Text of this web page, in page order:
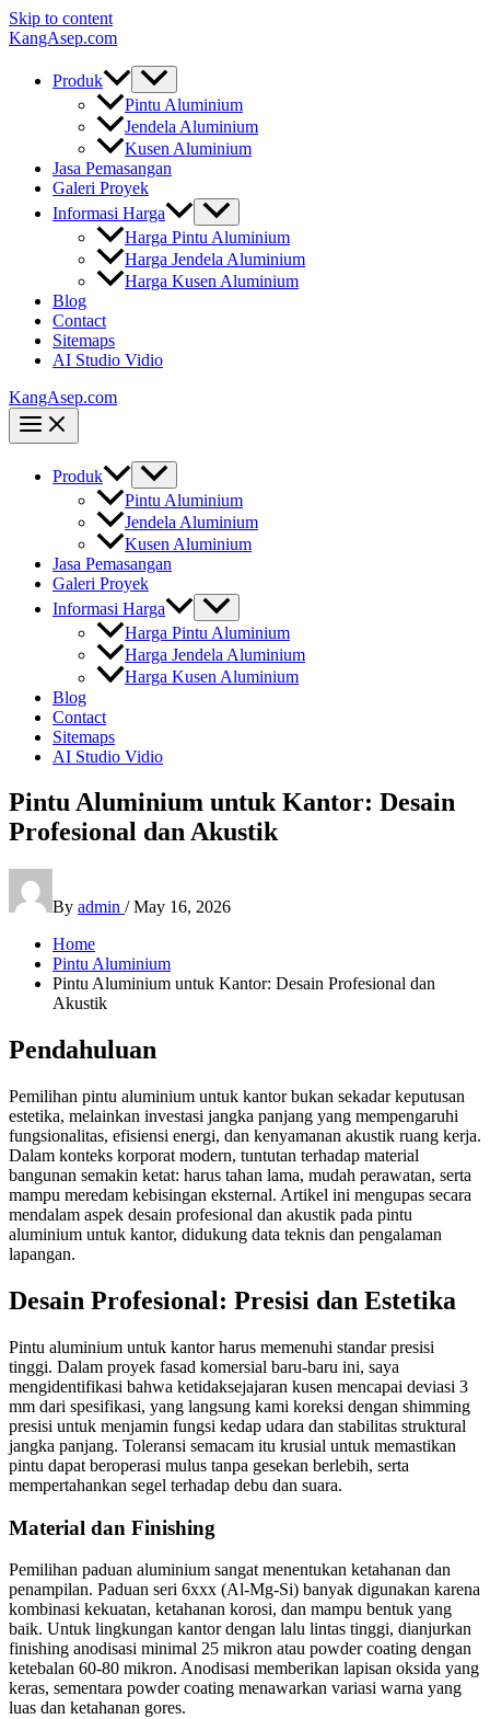
Skip to content
KangAsep.com
Produk
Pintu Aluminium
Jendela Aluminium
Kusen Aluminium
Jasa Pemasangan
Galeri Proyek
Informasi Harga
Harga Pintu Aluminium
Harga Jendela Aluminium
Harga Kusen Aluminium
Blog
Contact
Sitemaps
AI Studio Vidio
KangAsep.com
Produk
Pintu Aluminium
Jendela Aluminium
Kusen Aluminium
Jasa Pemasangan
Galeri Proyek
Informasi Harga
Harga Pintu Aluminium
Harga Jendela Aluminium
Harga Kusen Aluminium
Blog
Contact
Sitemaps
AI Studio Vidio
Pintu Aluminium untuk Kantor: Desain
Profesional dan Akustik
By admin /May 16, 2026
Home
Pintu Aluminium
Pintu Aluminium untuk Kantor: Desain Profesional dan
Akustik
Pendahuluan
Pemilihan pintu aluminium untuk kantor bukan sekadar keputusan
estetika, melainkan investasi jangka panjang yang mempengaruhi
fungsionalitas, efisiensi energi, dan kenyamanan akustik ruang kerja.
Dalam konteks korporat modern, tuntutan terhadap material
bangunan semakin ketat: harus tahan lama, mudah perawatan, serta
mampu meredam kebisingan eksternal. Artikel ini mengupas secara
mendalam aspek desain profesional dan akustik pada pintu
aluminium untuk kantor, didukung data teknis dan pengalaman
lapangan.
Desain Profesional: Presisi dan Estetika
Pintu aluminium untuk kantor harus memenuhi standar presisi
tinggi. Dalam proyek fasad komersial baru-baru ini, saya
mengidentifikasi bahwa ketidaksejajaran kusen mencapai deviasi 3
mm dari spesifikasi, yang langsung kami koreksi dengan shimming
presisi untuk menjamin fungsi kedap udara dan stabilitas struktural
jangka panjang. Toleransi semacam itu krusial untuk memastikan
pintu dapat beroperasi mulus tanpa gesekan berlebih, serta
mempertahankan segel terhadap debu dan suara.
Material dan Finishing
Pemilihan paduan aluminium sangat menentukan ketahanan dan
penampilan. Paduan seri 6xxx (Al-Mg-Si) banyak digunakan karena
kombinasi kekuatan, ketahanan korosi, dan mampu bentuk yang
baik. Untuk lingkungan kantor dengan lalu lintas tinggi, dianjurkan
finishing anodisasi minimal 25 mikron atau powder coating dengan
ketebalan 60-80 mikron. Anodisasi memberikan lapisan oksida yang
keras, sementara powder coating menawarkan variasi warna yang
luas dan ketahanan gores.